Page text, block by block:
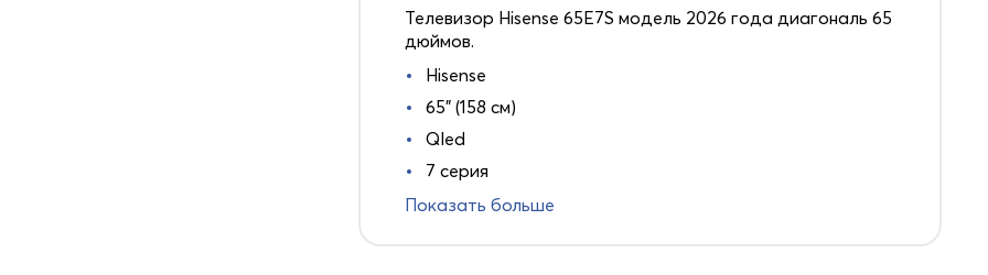
Телевизор Hisense 65E7S модель 2026 года диагональ 65
дюймов.
Hisense
65" (158 см)
Qled
7 серия
Показать больше